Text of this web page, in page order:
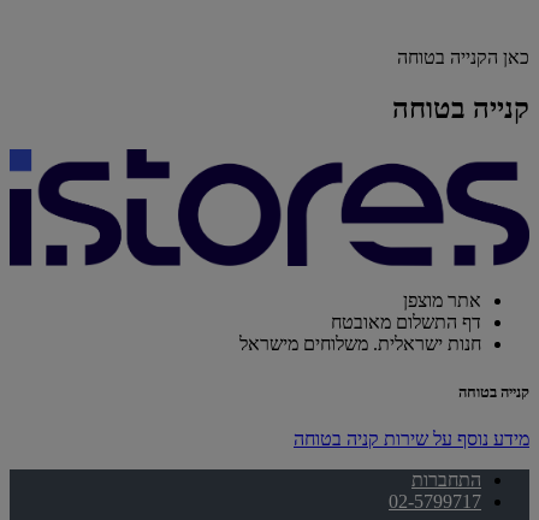
כאן הקנייה בטוחה
קנייה בטוחה
אתר מוצפן
דף התשלום מאובטח
חנות ישראלית. משלוחים מישראל
קנייה בטוחה
מידע נוסף על שירות קניה בטוחה
התחברות
02-5799717